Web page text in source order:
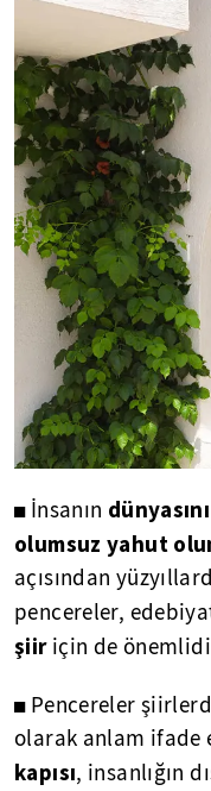
◼ İnsanın dünyasını
olumsuz yahut
açısından
pencereler,
şiiriçin de
◼ Pencereler
olarak anlam ifade
kapısı, insanlığın